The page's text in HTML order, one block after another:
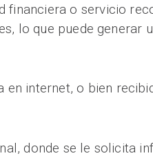
financiera o servicio
lo que puede generar
en internet, o bien
donde se le solicita